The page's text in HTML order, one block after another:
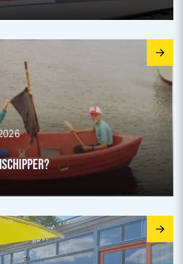
pagina
future vanaf Het Rennerskwartier